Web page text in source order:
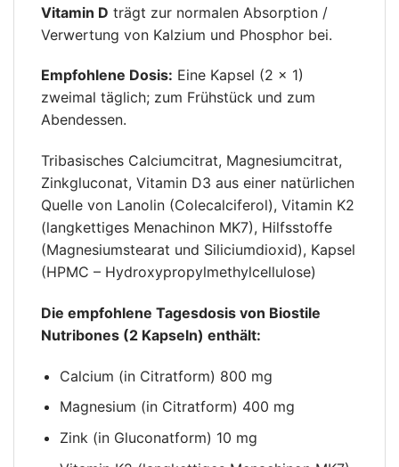
Vitamin D trägt zur normalen Absorption /
Verwertung von Kalzium und Phosphor bei.
Empfohlene Dosis: Eine Kapsel (2 × 1)
zweimal täglich; zum Frühstück und zum
Abendessen.
Tribasisches Calciumcitrat, Magnesiumcitrat,
Zinkgluconat, Vitamin D3 aus einer natürlichen
Quelle von Lanolin (Colecalciferol), Vitamin K2
(langkettiges Menachinon MK7), Hilfsstoffe
(Magnesiumstearat und Siliciumdioxid), Kapsel
(HPMC – Hydroxypropylmethylcellulose)
Die empfohlene Tagesdosis von Biostile
Nutribones (2 Kapseln) enthält:
Calcium (in Citratform) 800 mg
Magnesium (in Citratform) 400 mg
Zink (in Gluconatform) 10 mg